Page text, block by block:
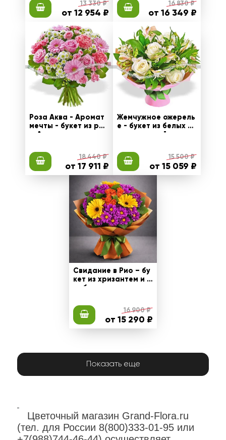
13 330 ₽
от 12 954 ₽
16 830 ₽
от 16 349 ₽
Роза Аква - Аромат
мечты - букет из роз
ы Аква и гвоздик
18 440 ₽
от 17 911 ₽
Жемчужное ожерель
е - букет из белых а
льстромерий и роз
15 500 ₽
от 15 059 ₽
Свидание в Рио – бу
кет из хризантем и г
ербер
16 900 ₽
от 15 290 ₽
Показать еще
Цветочный магазин Grand-Flora.ru
(тел. для России 8(800)333-01-95 или